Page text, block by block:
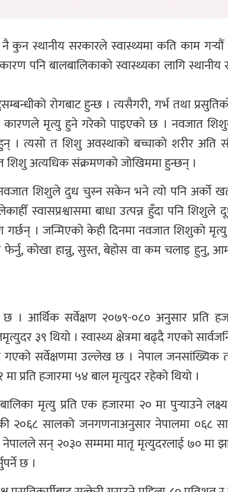
कुन स्थानीय सरकारले स्वास्थ्यमा कति काम गर्‍यौं
पनि बालबालिकाको स्वास्थ्यका लागि स्थानीय
रोगबाट हुन्छ । त्यसैगरी, गर्भ तथा
मृत्यु हुने गरेको पाइएको छ । नवजात
। त्यसो त शिशु अवस्थाको बच्चाको शरीर
शिशु अत्यधिक संक्रमणको जोखिममा हुन्छन् ।
शिशुले दुध चुस्न सकेन भने त्यो पनि अर्को
स्वासप्रश्वासमा बाधा उत्पन्न हुँदा पनि
। जन्मिएको केही दिनमा नवजात शिशुको मृत्यु
फेर्नु, कोखा हान्नु, सुस्त, बेहोस वा कम चलाइ हुनु,
आर्थिक सर्वेक्षण २०७९-०८० अनुसार प्रति
३९ थियो । स्वास्थ्य क्षेत्रमा बढ्दै गएको
सर्वेक्षणमा उल्लेख छ । नेपाल जनसांख्यिक
प्रति हजारमा ५४ बाल मृत्युदर रहेको थियो ।
मृत्यु प्रति एक हजारमा २० मा पुर्‍याउने
२०६८ सालको जनगणनाअनुसार नेपालमा ०६८
सन् २०३० सम्ममा मातृ मृत्युदरलाई ७० मा
छ ।